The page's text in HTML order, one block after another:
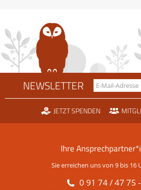
NEWSLETTER
JETZT SPENDEN
Ihre
Sie erreichen uns von 9 bis 16
0 91 74 / 47 75